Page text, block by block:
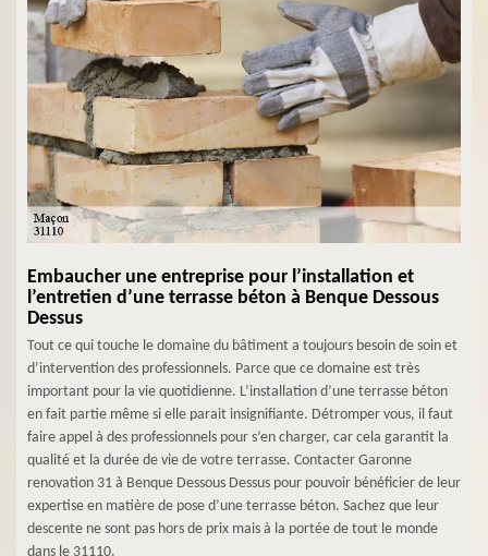
Embaucher une entreprise pour l’installation et
l’entretien d’une terrasse béton à Benque Dessous
Dessus
Tout ce qui touche le domaine du bâtiment a toujours besoin de soin et
d’intervention des professionnels. Parce que ce domaine est très
important pour la vie quotidienne. L’installation d’une terrasse béton
en fait partie même si elle parait insignifiante. Détromper vous, il faut
faire appel à des professionnels pour s’en charger, car cela garantit la
qualité et la durée de vie de votre terrasse. Contacter Garonne
renovation 31 à Benque Dessous Dessus pour pouvoir bénéficier de leur
expertise en matière de pose d’une terrasse béton. Sachez que leur
descente ne sont pas hors de prix mais à la portée de tout le monde
dans le 31110.